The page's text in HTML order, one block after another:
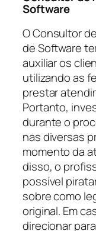
Software
O Consultor
de Software
auxiliar os
utilizando as
prestar
Portanto,
durante o
nas diversas
momento da
disso, o
possível
sobre como
original. Em
direcionar